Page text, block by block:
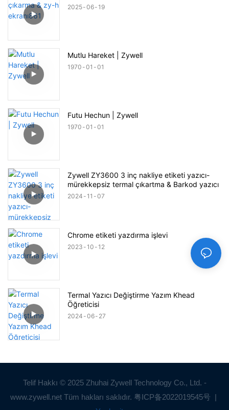
2025 06 19
Mutlu Hareket | Zywell
1970 01 01
Futu Hechun | Zywell
1970 01 01
Zywell ZY3600 3 inç nakliye etiketi yazıcı-
mürekkepsiz termal çıkartma & Barkod yazıcı
2024 11 07
Chrome etiketi yazdırma işlevi
2023 10 12
Termal Yazıcı Değiştirme Yazım Khead
Öğreticisi
2024 06 27
Telif Hakkı © 2025 Zhuhai Zywell Technology Co., Ltd. -
www.zywell.net Tüm hakları saklıdır. 粤ICP备2022019545号 |